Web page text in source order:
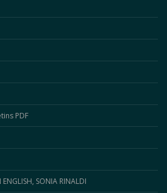
PDF
SONIA RINALDI